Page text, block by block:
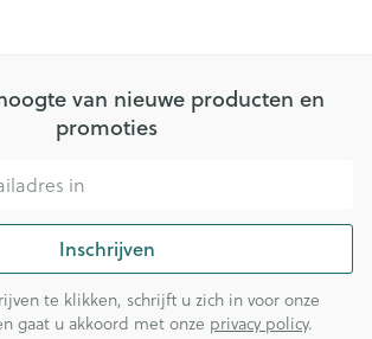
van nieuwe producten en
promoties
Inschrijven
te klikken, schrijft u zich in voor onze
gaat u akkoord met onze privacy policy.